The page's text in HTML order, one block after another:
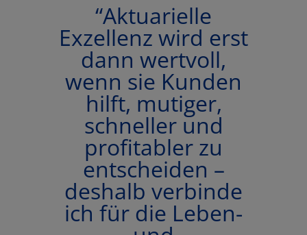
“Aktuarielle
Exzellenz wird erst
dann wertvoll,
wenn sie Kunden
hilft, mutiger,
schneller und
profitabler zu
entscheiden –
deshalb verbinde
ich für die Leben-